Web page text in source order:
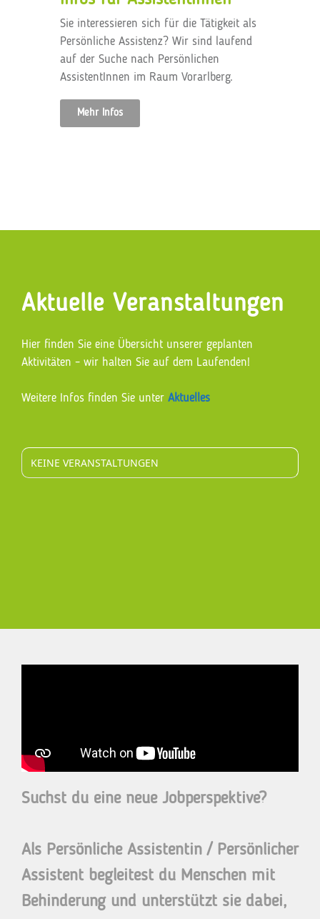
Sie interessieren sich für die Tätigkeit als
Persönliche Assistenz? Wir sind laufend
auf der Suche nach Persönlichen
AssistentInnen im Raum Vorarlberg.
Mehr Infos
Aktuelle Veranstaltungen
Hier finden Sie eine Übersicht unserer geplanten
Aktivitäten – wir halten Sie auf dem Laufenden!
Weitere Infos finden Sie unter Aktuelles
KEINE VERANSTALTUNGEN
Suchst du eine neue Jobperspektive?
Als Persönliche Assistentin / Persönlicher
Assistent begleitest du Menschen mit
Behinderung und unterstützt sie dabei,